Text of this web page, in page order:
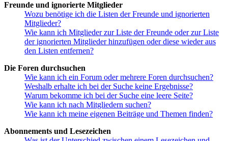
Freunde und ignorierte Mitglieder
Wozu benötige ich die Listen der Freunde und ignorierten
Mitglieder?
Wie kann ich Mitglieder zur Liste der Freunde oder zur Liste
der ignorierten Mitglieder hinzufügen oder diese wieder aus
den Listen entfernen?
Die Foren durchsuchen
Wie kann ich ein Forum oder mehrere Foren durchsuchen?
Weshalb erhalte ich bei der Suche keine Ergebnisse?
Warum bekomme ich bei der Suche eine leere Seite?
Wie kann ich nach Mitgliedern suchen?
Wie kann ich meine eigenen Beiträge und Themen finden?
Abonnements und Lesezeichen